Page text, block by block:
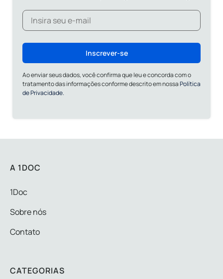
Inscrever-se
Ao enviar seus dados, você confirma que leu e concorda com o
tratamento das informações conforme descrito em nossaPolítica
de Privacidade.
A 1DOC
1Doc
Sobre nós
Contato
CATEGORIAS